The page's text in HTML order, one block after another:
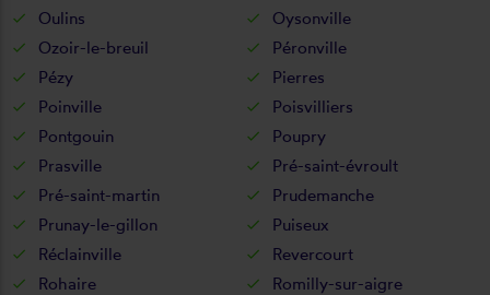
Oulins
Oysonville
Ozoir-le-breuil
Péronville
Pézy
Pierres
Poinville
Poisvilliers
Pontgouin
Poupry
Prasville
Pré-saint-évroult
Pré-saint-martin
Prudemanche
Prunay-le-gillon
Puiseux
Réclainville
Revercourt
Rohaire
Romilly-sur-aigre